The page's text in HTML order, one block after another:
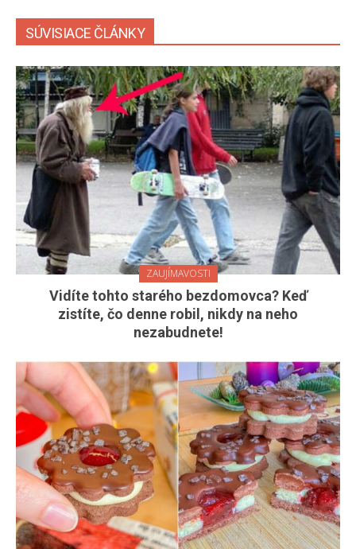
SÚVISIACE ČLÁNKY
ZAUJÍMAVOSTI
Vidíte tohto starého bezdomovca? Keď
zistíte, čo denne robil, nikdy na neho
nezabudnete!